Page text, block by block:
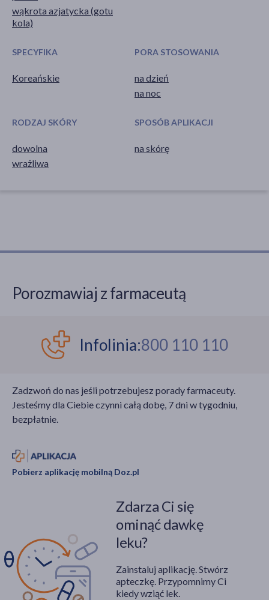
wąkrota azjatycka (gotu
kola)
SPECYFIKA
Koreańskie
PORA STOSOWANIA
na dzień
na noc
RODZAJ SKÓRY
dowolna
wrażliwa
SPOSÓB APLIKACJI
na skórę
Porozmawiaj z farmaceutą
Infolinia:800 110 110
Zadzwoń do nas jeśli potrzebujesz porady farmaceuty.
Jesteśmy dla Ciebie czynni całą dobę, 7 dni w tygodniu,
bezpłatnie.
Pobierz aplikację mobilną Doz.pl
Zdarza Ci się
ominąć dawkę
leku?
Zainstaluj aplikację. Stwórz
apteczkę. Przypomnimy Ci
kiedy wziąć lek.